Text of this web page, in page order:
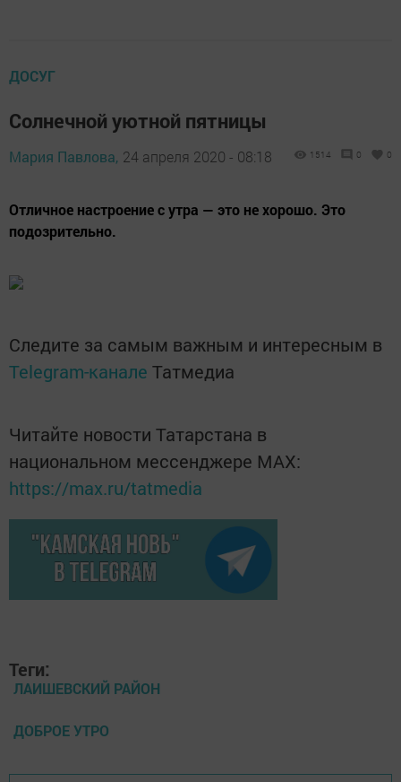
ДОСУГ
Солнечной уютной пятницы
Мария Павлова, 24 апреля 2020 - 08:18 1514 0 0
Отличное настроение с утра — это не хорошо. Это
подозрительно.
Следите за самым важным и интересным в
Telegram-канале Татмедиа
Читайте новости Татарстана в
национальном мессенджере MАХ:
https://max.ru/tatmedia
Теги:
ЛАИШЕВСКИЙ РАЙОН
ДОБРОЕ УТРО